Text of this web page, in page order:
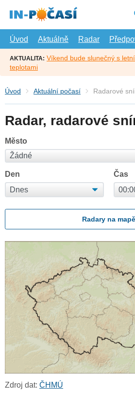
hlavní
Úvod
Aktuálně Radar
AKTUALITA: Víkend bude slunečný s
teplotami
Úvod Aktuální počasí Radarové
Radar, radarové
Město
Den Čas
Radary na mapě
Zdroj dat: ČHMÚ